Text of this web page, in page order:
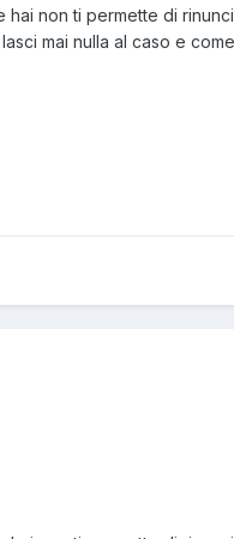
non ti permette di
mai nulla al caso e